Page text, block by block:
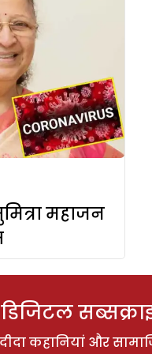
महाजन
डिजिटल
कहानियां और